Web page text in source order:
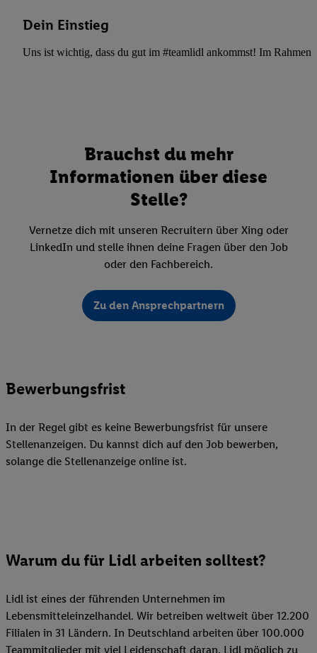
Dein Einstieg
Uns ist wichtig, dass du gut im #teamlidl ankommst! Im Rahmen
Brauchst du mehr
Informationen über diese
Stelle?
Vernetze dich mit unseren Recruitern über Xing oder
LinkedIn und stelle ihnen deine Fragen über den Job
oder den Fachbereich.
Zu den Ansprechpartnern
Bewerbungsfrist
In der Regel gibt es keine Bewerbungsfrist für unsere
Stellenanzeigen. Du kannst dich auf den Job bewerben,
solange die Stellenanzeige online ist.
Warum du für Lidl arbeiten solltest?
Lidl ist eines der führenden Unternehmen im
Lebensmitteleinzelhandel. Wir betreiben weltweit über 12.200
Filialen in 31 Ländern. In Deutschland arbeiten über 100.000
Teammitglieder mit viel Leidenschaft daran, Lidl möglich zu